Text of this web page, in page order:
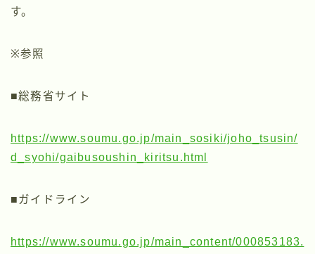
す。
※参照
■総務省サイト
https://www.soumu.go.jp/main_sosiki/joho_tsusin/
d_syohi/gaibusoushin_kiritsu.html
■ガイドライン
https://www.soumu.go.jp/main_content/000853183.